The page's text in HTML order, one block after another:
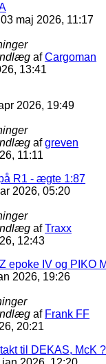
03 maj 2026, 11:17
afCargoman
13:41
2026, 19:49
afgreven
11:11
R1 - ægte 1:87
2026, 05:20
afTraxx
12:43
epoke IV og PIKO
2026, 19:26
af Frank FF
20:21
til DEKAS, McK ?